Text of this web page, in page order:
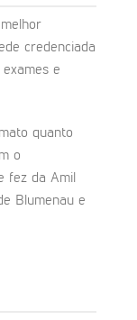
credenciada
e
quanto
o
fez da Amil
Blumenau e